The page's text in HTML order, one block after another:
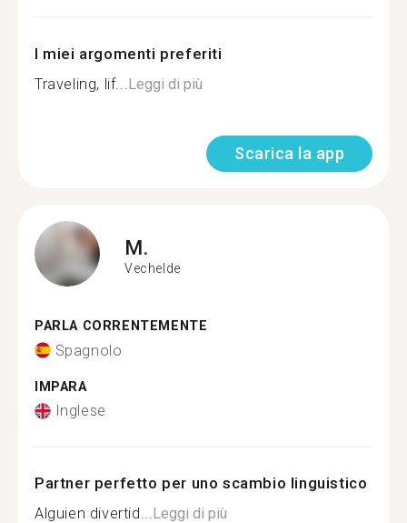
I miei argomenti preferiti
Traveling, lif...Leggi di più
Scarica la app
M.
Vechelde
PARLA CORRENTEMENTE
Spagnolo
IMPARA
Inglese
Partner perfetto per uno scambio linguistico
Alguien divertid...Leggi di più